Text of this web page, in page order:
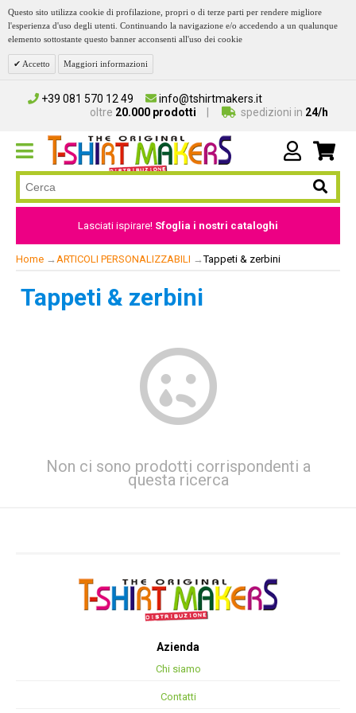
Questo sito utilizza cookie di profilazione, propri o di terze parti per rendere migliore
l'esperienza d'uso degli utenti. Continuando la navigazione e/o accedendo a un qualunque
elemento sottostante questo banner acconsenti all'uso dei cookie
Accetto Maggiori informazioni
+39 081 570 12 49
info@tshirtmakers.it
oltre 20.000 prodotti spedizioni in 24/h
Lasciati ispirare! Sfoglia i nostri cataloghi
Home → ARTICOLI PERSONALIZZABILI →Tappeti & zerbini
Tappeti & zerbini
Non ci sono prodotti corrispondenti a
questa ricerca
Azienda
Chi siamo
Contatti